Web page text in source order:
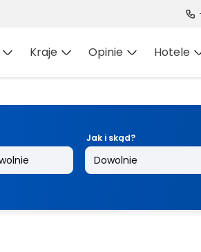
Kraje Opinie Hotele
Jak i skąd?